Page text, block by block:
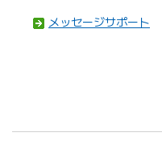
メッセージサポート